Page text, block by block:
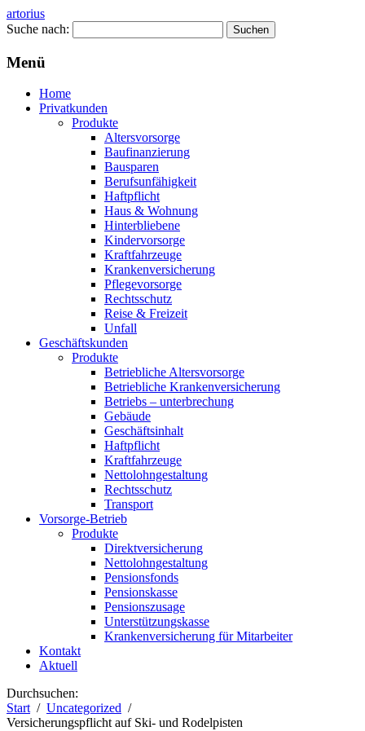
artorius
Suche nach:
Menü
Home
Privatkunden
Produkte
Altersvorsorge
Baufinanzierung
Bausparen
Berufsunfähigkeit
Haftpflicht
Haus & Wohnung
Hinterbliebene
Kindervorsorge
Kraftfahrzeuge
Krankenversicherung
Pflegevorsorge
Rechtsschutz
Reise & Freizeit
Unfall
Geschäftskunden
Produkte
Betriebliche Altersvorsorge
Betriebliche Krankenversicherung
Betriebs – unterbrechung
Gebäude
Geschäftsinhalt
Haftpflicht
Kraftfahrzeuge
Nettolohngestaltung
Rechtsschutz
Transport
Vorsorge-Betrieb
Produkte
Direktversicherung
Nettolohngestaltung
Pensionsfonds
Pensionskasse
Pensionszusage
Unterstützungskasse
Krankenversicherung für Mitarbeiter
Kontakt
Aktuell
Durchsuchen:
Start
Uncategorized
Versicherungspflicht auf Ski- und Rodelpisten